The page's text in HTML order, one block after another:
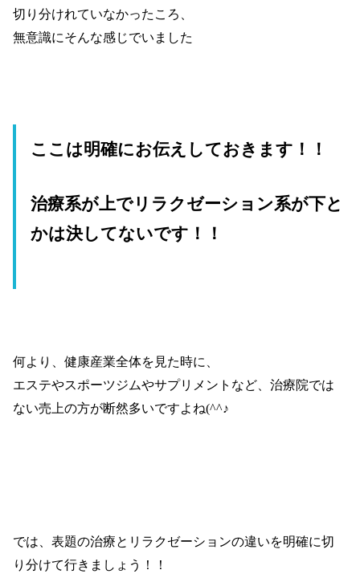
切り分けれていなかったころ、
無意識にそんな感じでいました
ここは明確にお伝えしておきます！！
治療系が上でリラクゼーション系が下と
かは決してないです！！
何より、健康産業全体を見た時に、
エステやスポーツジムやサプリメントなど、治療院では
ない売上の方が断然多いですよね(^^♪
では、表題の治療とリラクゼーションの違いを明確に切
り分けて行きましょう！！